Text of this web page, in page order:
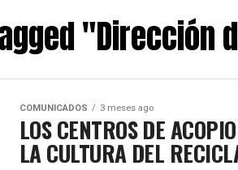
"Dirección
COMUNICADOS 3 meses ago
LOS CENTROS DE
LA CULTURA DEL